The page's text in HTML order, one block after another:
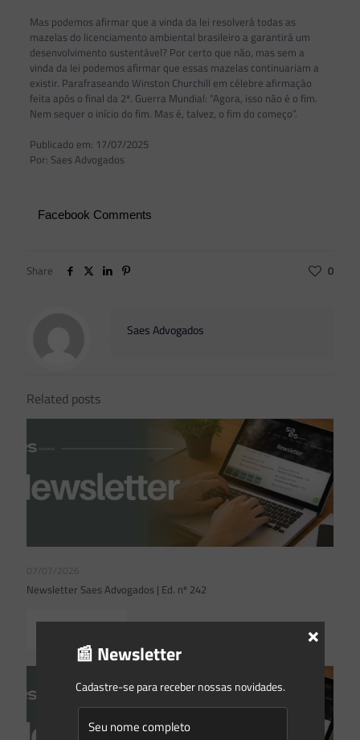
Mas podemos afirmar que a vinda da lei resolverá todas as
mazelas do licenciamento ambiental brasileiro a garantirá um
desenvolvimento sustentável? Por certo que não, mas sem a
vinda da lei podemos afirmar que essas mazelas continuariam a
existir. Parafraseando Winston Churchill em célebre afirmação
feita após o final da 2ª. Guerra Mundial: “Agora, isso não é o fim.
Nem sequer o início do fim. Mas é, talvez, o fim do começo”.
Publicado em: 17/07/2025
Por: Saes Advogados
Facebook Comments
Share 0
Saes Advogados
Related posts
07/07/2026
Newsletter Saes Advogados | Ed. nº 242
📰 Newsletter
Cadastre-se para receber nossas novidades.
×